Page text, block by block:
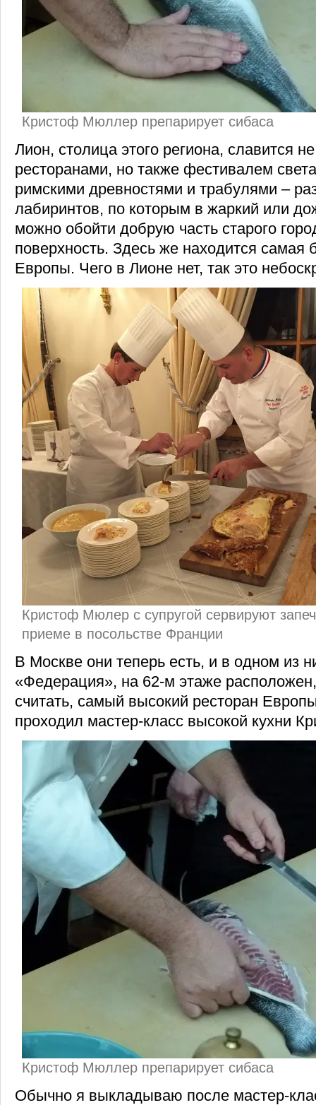
Кристоф Мюллер препарирует сибаса
Лион, столица этого региона, славится
ресторанами, но также фестивалем
римскими древностями и трабулями –
лабиринтов, по которым в жаркий или
можно обойти добрую часть старого
поверхность. Здесь же находится
Европы. Чего в Лионе нет, так это
Кристоф Мюлер с супругой сервируют
приеме в посольстве Франции
В Москве они теперь есть, и в одном из
«Федерация», на 62-м этаже
считать, самый высокий ресторан
проходил мастер-класс высокой кухни
Кристоф Мюллер препарирует сибаса
Обычно я выкладываю после мастер-